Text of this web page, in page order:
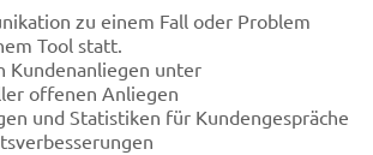
zu einem Fall oder Problem
Tool statt.
Kundenanliegen unter
offenen Anliegen
und Statistiken für Kundengespräche